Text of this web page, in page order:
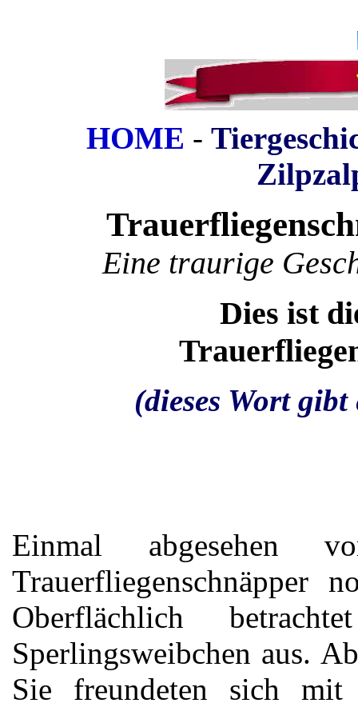
HOME -
Trauer
Eine traurige
Dies ist
(dieses Wort
Einmal abgesehen
Trauerfliegenschnäpper
Oberflächlich
Sperlingsweibchen aus.
Sie freundeten sich